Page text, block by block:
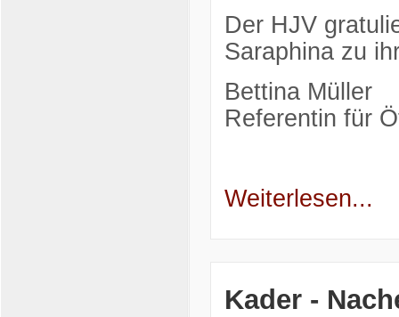
Der HJV
Saraphina zu
Bettina Müller
Referentin für
Weiterlesen...
Kader -